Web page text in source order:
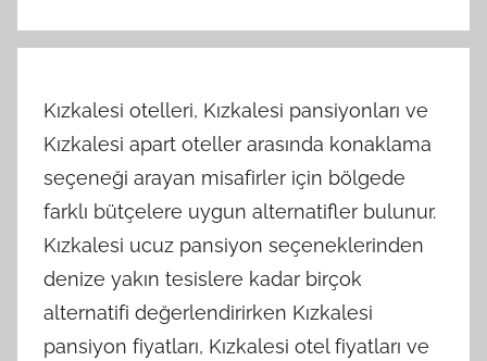
Kızkalesi otelleri, Kızkalesi pansiyonları ve
Kızkalesi apart oteller arasında konaklama
seçeneği arayan misafirler için bölgede
farklı bütçelere uygun alternatifler bulunur.
Kızkalesi ucuz pansiyon seçeneklerinden
denize yakın tesislere kadar birçok
alternatifi değerlendirirken Kızkalesi
pansiyon fiyatları, Kızkalesi otel fiyatları ve